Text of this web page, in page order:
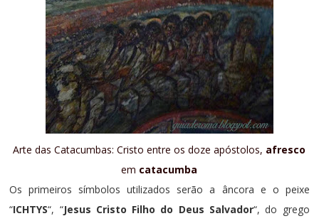
Arte das Catacumbas: Cristo entre os doze apóstolos, afresco
em catacumba
Os primeiros símbolos utilizados serão a âncora e o peixe
“ICHTYS“, “Jesus Cristo Filho do Deus Salvador“,do grego